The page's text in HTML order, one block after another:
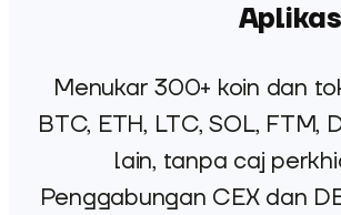
Menukar 300+ koin dan
BTC, ETH, LTC, SOL, FTM,
lain, tanpa caj
Penggabungan CEX dan